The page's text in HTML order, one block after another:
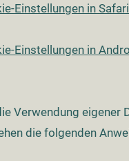
Einstellungen in
Einstellungen in
Verwendung eigener
die folgenden